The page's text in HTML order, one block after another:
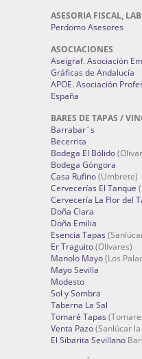
ASESORIA FISCAL,
Perdomo Asesores
ASOCIACIONES
Aseigraf. Asociación
Gráficas de Andalucía
APOE. Asociación
España
BARES DE TAPAS /
Barrabar´s
Becerrita
Bodega El Bólido
Bodega Góngora
Casa Rufino(Umbrete)
Cervecerías El Tanque
Cervecería La Flor del
Doña Clara
Doña Emilia
Esencia Tapas
Er Traguito(Olivares)
Manolo Mayo(Los
Mayo Sevilla
Modesto
Sol y Sombra
Taberna La Sal
Tomaré Tapas
Venta Pazo(Sanlúcar
El Sibarita Sevillano